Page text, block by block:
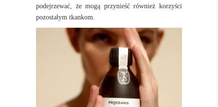
podejrzewać, że mogą przynieść również korzyści
pozostałym tkankom.